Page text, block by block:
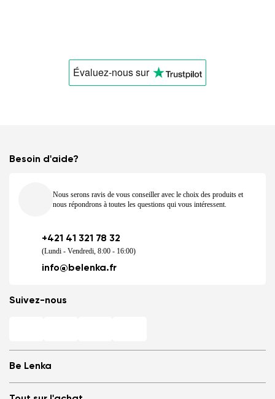
Évaluez-noussur
Be Lenka
Besoin d'aide?
Nous serons ravis de vous conseiller avec le choix des produits et
nous répondrons à toutes les questions qui vous intéressent.
+421 41 321 78 32
(Lundi - Vendredi, 8:00 - 16:00)
info@belenka.fr
Suivez-nous